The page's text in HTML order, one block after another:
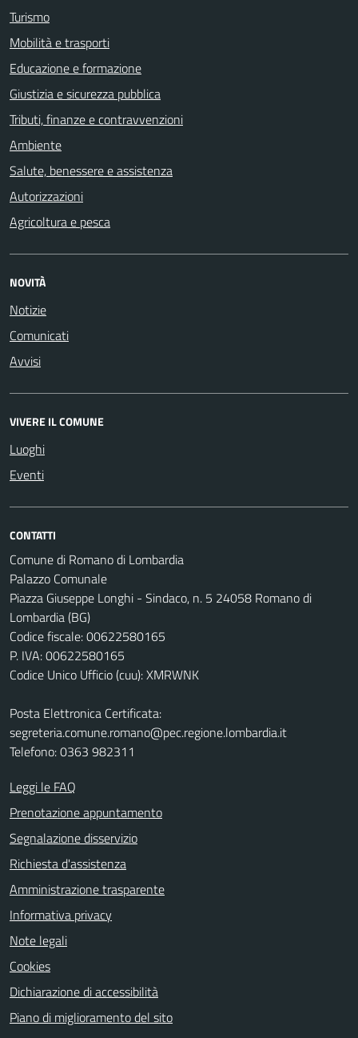
Turismo
Mobilità e trasporti
Educazione e formazione
Giustizia e sicurezza pubblica
Tributi, finanze e contravvenzioni
Ambiente
Salute, benessere e assistenza
Autorizzazioni
Agricoltura e pesca
NOVITÀ
Notizie
Comunicati
Avvisi
VIVERE IL COMUNE
Luoghi
Eventi
CONTATTI
Comune di Romano di Lombardia
Palazzo Comunale
Piazza Giuseppe Longhi - Sindaco, n. 5 24058 Romano di
Lombardia (BG)
Codice fiscale: 00622580165
P. IVA: 00622580165
Codice Unico Ufficio (cuu): XMRWNK
Posta Elettronica Certificata:
segreteria.comune.romano@pec.regione.lombardia.it
Telefono: 0363 982311
Leggi le FAQ
Prenotazione appuntamento
Segnalazione disservizio
Richiesta d'assistenza
Amministrazione trasparente
Informativa privacy
Note legali
Cookies
Dichiarazione di accessibilità
Piano di miglioramento del sito